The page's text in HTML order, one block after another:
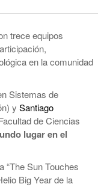
Peso
year
trece equipos
en la comunidad
Sistemas de
y Santiago
de Ciencias
lugar en el
“The Sun Touches
Big Year de la